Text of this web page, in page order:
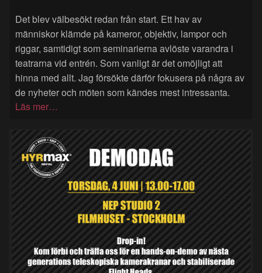
Det blev välbesökt redan från start. Ett hav av
människor klämde på kameror, objektiv, lampor och
riggar, samtidigt som seminarierna avlöste varandra i
teatrarna vid entrén. Som vanligt är det omöjligt att
hinna med allt. Jag försökte därför fokusera på några av
de nyheter och möten som kändes mest intressanta.
Läs mer…